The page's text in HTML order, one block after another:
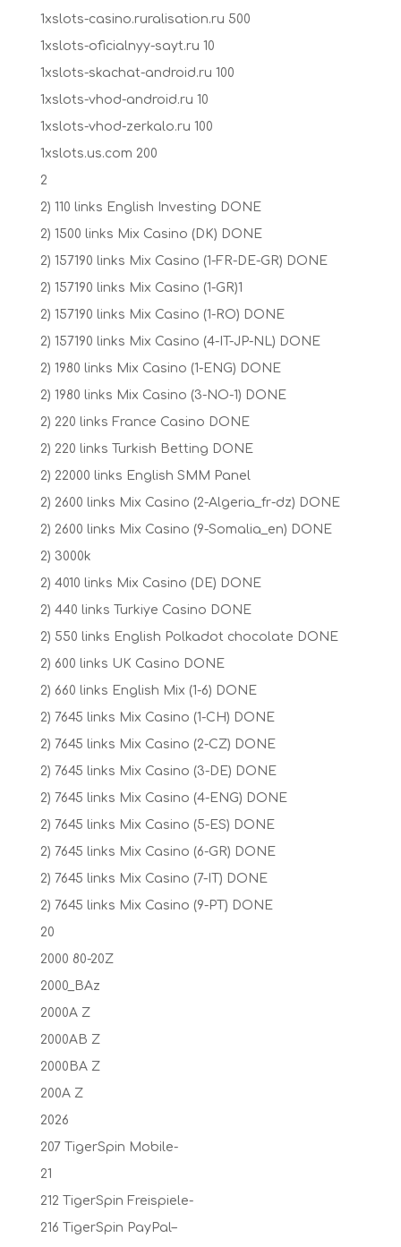
1xslots-casino.ruralisation.ru 500
1xslots-oficialnyy-sayt.ru 10
1xslots-skachat-android.ru 100
1xslots-vhod-android.ru 10
1xslots-vhod-zerkalo.ru 100
1xslots.us.com 200
2
2) 110 links English Investing DONE
2) 1500 links Mix Casino (DK) DONE
2) 157190 links Mix Casino (1-FR-DE-GR) DONE
2) 157190 links Mix Casino (1-GR)1
2) 157190 links Mix Casino (1-RO) DONE
2) 157190 links Mix Casino (4-IT-JP-NL) DONE
2) 1980 links Mix Casino (1-ENG) DONE
2) 1980 links Mix Casino (3-NO-1) DONE
2) 220 links France Casino DONE
2) 220 links Turkish Betting DONE
2) 22000 links English SMM Panel
2) 2600 links Mix Casino (2-Algeria_fr-dz) DONE
2) 2600 links Mix Casino (9-Somalia_en) DONE
2) 3000k
2) 4010 links Mix Casino (DE) DONE
2) 440 links Turkiye Casino DONE
2) 550 links English Polkadot chocolate DONE
2) 600 links UK Casino DONE
2) 660 links English Mix (1-6) DONE
2) 7645 links Mix Casino (1-CH) DONE
2) 7645 links Mix Casino (2-CZ) DONE
2) 7645 links Mix Casino (3-DE) DONE
2) 7645 links Mix Casino (4-ENG) DONE
2) 7645 links Mix Casino (5-ES) DONE
2) 7645 links Mix Casino (6-GR) DONE
2) 7645 links Mix Casino (7-IT) DONE
2) 7645 links Mix Casino (9-PT) DONE
20
2000 80-20Z
2000_BAz
2000A Z
2000AB Z
2000BA Z
200A Z
2026
207 TigerSpin Mobile-
21
212 TigerSpin Freispiele-
216 TigerSpin PayPal–